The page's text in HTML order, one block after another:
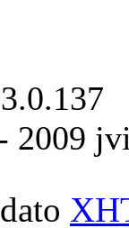
3.0.137
2009